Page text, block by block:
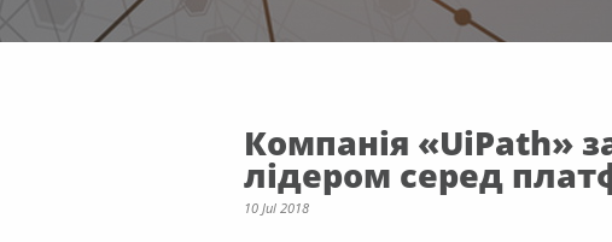
Компанія «UiPath»
лідером серед
10 Jul 2018